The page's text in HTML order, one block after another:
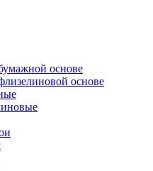
основе
основе